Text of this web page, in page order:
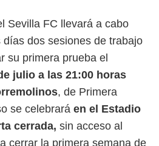
Sevilla FC llevará a cabo
dos sesiones de trabajo
su primera prueba el
julio a las 21:00 horas
, de Primera
se celebrará en el Estadio
cerrada, sin acceso al
cerrar la primera semana de